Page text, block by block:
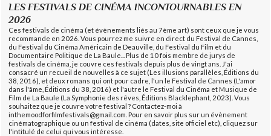
LES FESTIVALS DE CINÉMA INCONTOURNABLES EN
2026
Ces festivals de cinéma (et évènements liés au 7ème art) sont ceux que je vous
recommande en 2026. Vous pourrez me suivre en direct du Festival de Cannes,
du Festival du Cinéma Américain de Deauville, du Festival du Film et du
Documentaire Politique de La Baule... Plus de 10 fois membre de jurys de
festivals de cinéma, je couvre ces festivals depuis plus de vingt ans. J'ai
consacré un recueil de nouvelles à ce sujet (Les illusions parallèles, Éditions du
38, 2016), et deux romans qui ont pour cadre, l'un le Festival de Cannes (L'amor
dans l'âme, Éditions du 38, 2016) et l'autre le Festival du Cinéma et Musique de
Film de La Baule (La Symphonie des rêves, Éditions Blacklephant, 2023). Vous
souhaitez que je couvre votre festival ? Contactez-moi à
inthemoodforfilmfestivals@gmail.com. Pour en savoir plus sur un évènement
cinématographique ou un festival de cinéma (dates, site officiel etc), cliquez sur
l'intitulé de celui qui vous intéresse.